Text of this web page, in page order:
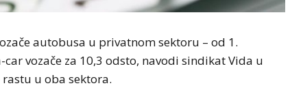
autobusa u privatnom sektoru – od 1.
vozače za 10,3 odsto, navodi sindikat Vida u
u oba sektora.